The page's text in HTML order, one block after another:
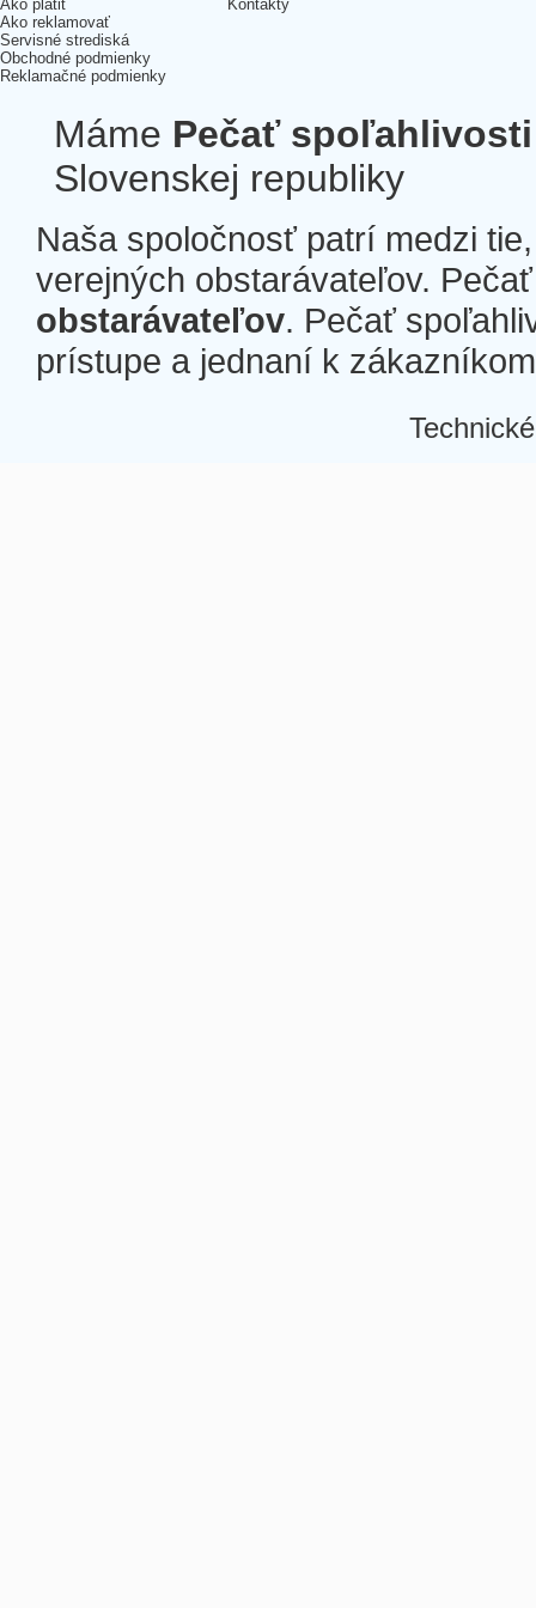
Ako platiť
Ako reklamovať
Servisné strediská
Obchodné podmienky
Reklamačné podmienky
Kontakty
Máme Pečať spoľahlivosti
Slovenskej republiky
Naša spoločnosť patrí medzi
verejných obstarávateľov.
obstarávateľov. Pečať
prístupe a jednaní k